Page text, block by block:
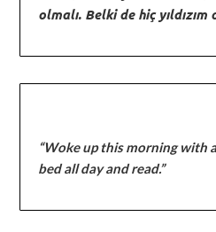
olmalı. Belki de hiç yıldızım
“Woke up this morning with
bed all day and read.”